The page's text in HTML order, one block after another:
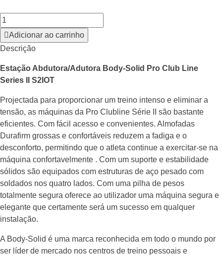
Adicionar ao carrinho
Descrição
Estação Abdutora/Adutora Body-Solid Pro Club Line
Series II S2IOT
Projectada para proporcionar um treino intenso e eliminar a
tensão, as máquinas da Pro Clubline Série II são bastante
eficientes. Com fácil acesso e convenientes. Almofadas
Durafirm grossas e confortáveis ​​reduzem a fadiga e o
desconforto, permitindo que o atleta continue a exercitar-se na
máquina confortavelmente . Com um suporte e estabilidade
sólidos são equipados com estruturas de aço pesado com
soldados nos quatro lados. Com uma pilha de pesos
totalmente segura oferece ao utilizador uma máquina segura e
elegante que certamente será um sucesso em qualquer
instalação.
A Body-Solid é uma marca reconhecida em todo o mundo por
ser líder de mercado nos centros de treino pessoais e